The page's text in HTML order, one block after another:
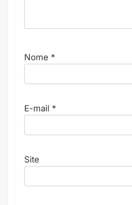
Nome *
E-mail *
Site